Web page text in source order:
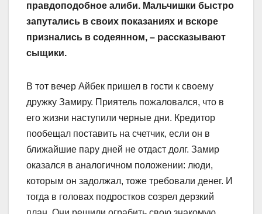
правдоподобное алиби. Мальчишки быстро
запутались в своих показаниях и вскоре
признались в содеянном, – рассказывают
сыщики.
В тот вечер Айбек пришел в гости к своему
дружку Замиру. Приятель пожаловался, что в
его жизни наступили черные дни. Кредитор
пообещал поставить на счетчик, если он в
ближайшие пару дней не отдаст долг. Замир
оказался в аналогичном положении: люди,
которым он задолжал, тоже требовали денег. И
тогда в головах подростков созрел дерзкий